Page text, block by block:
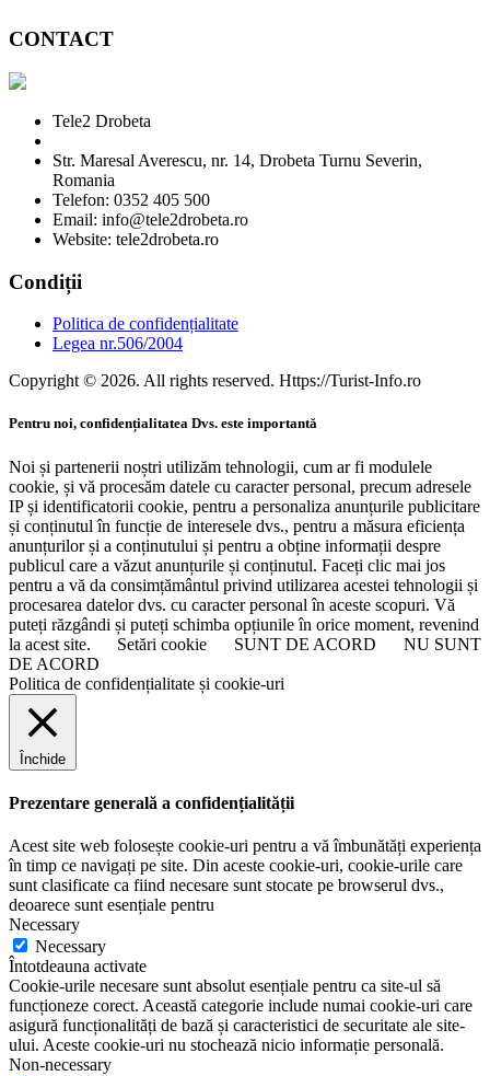
CONTACT
Tele2 Drobeta
Str. Maresal Averescu, nr. 14, Drobeta Turnu Severin,
Romania
Telefon: 0352 405 500
Email: info@tele2drobeta.ro
Website: tele2drobeta.ro
Condiții
Politica de confidențialitate
Legea nr.506/2004
Copyright © 2026. All rights reserved. Https://Turist-Info.ro
Pentru noi, confidențialitatea Dvs. este importantă
Noi și partenerii noștri utilizăm tehnologii, cum ar fi modulele
cookie, și vă procesăm datele cu caracter personal, precum adresele
IP și identificatorii cookie, pentru a personaliza anunțurile publicitare
și conținutul în funcție de interesele dvs., pentru a măsura eficiența
anunțurilor și a conținutului și pentru a obține informații despre
publicul care a văzut anunțurile și conținutul. Faceți clic mai jos
pentru a vă da consimțământul privind utilizarea acestei tehnologii și
procesarea datelor dvs. cu caracter personal în aceste scopuri. Vă
puteți răzgândi și puteți schimba opțiunile în orice moment, revenind
la acest site.
Setări cookie SUNT DE ACORD
NU SUNT
DE ACORD
Politica de confidențialitate și cookie-uri
Închide
Prezentare generală a confidențialității
Acest site web folosește cookie-uri pentru a vă îmbunătăți experiența
în timp ce navigați pe site. Din aceste cookie-uri, cookie-urile care
sunt clasificate ca fiind necesare sunt stocate pe browserul dvs.,
deoarece sunt esențiale pentru
Necessary
Necessary
Întotdeauna activate
Cookie-urile necesare sunt absolut esențiale pentru ca site-ul să
funcționeze corect. Această categorie include numai cookie-uri care
asigură funcționalități de bază și caracteristici de securitate ale site-
ului. Aceste cookie-uri nu stochează nicio informație personală.
Non-necessary